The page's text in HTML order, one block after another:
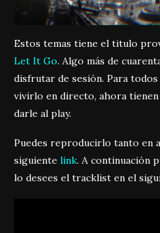
Estos temas tiene el titulo
Let It Go. Algo más de
disfrutar de sesión. Para
vivirlo en directo, ahora
darle al play.
Puedes reproducirlo tanto en
siguiente link. A continuación
lo desees el tracklist en el